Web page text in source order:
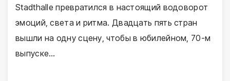
Stadthalle превратился в настоящий водоворот
эмоций, света и ритма. Двадцать пять стран
вышли на одну сцену, чтобы в юбилейном, 70-м
выпуске…